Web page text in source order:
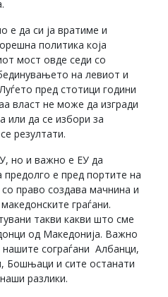
е да си ја вратиме и
политика која
мост овде седи со
на левиот и
пред стотици години
власт не може да изгради
или да се избори за
резултати.
но и важно е ЕУ да
е пред портите на
право создава мачнина и
граѓани.
такви какви што сме
од Македонија. Важно
сограѓани Албанци,
Бошњаци и сите останати
разлики.